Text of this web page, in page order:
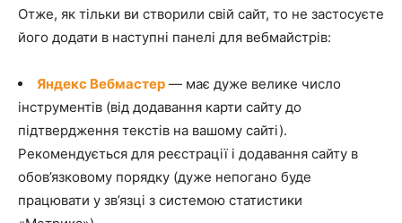
Отже, як тільки ви створили свій сайт, то не застосуєте
його додати в наступні панелі для вебмайстрів:
Яндекс Вебмастер — має дуже велике число
інструментів (від додавання карти сайту до
підтвердження текстів на вашому сайті).
Рекомендується для реєстрації і додавання сайту в
обов’язковому порядку (дуже непогано буде
працювати у зв’язці з системою статистики